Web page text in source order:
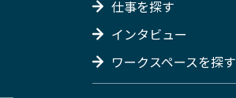
仕事を探す
インタビュー
ワークスペースを探す